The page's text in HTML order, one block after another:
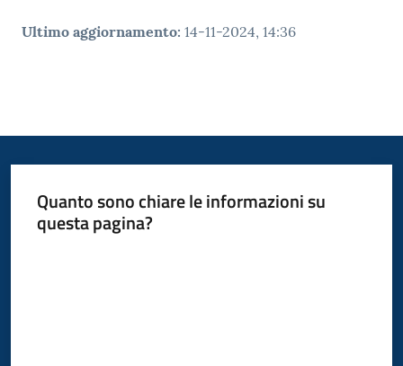
Ultimo aggiornamento: 14-11-2024, 14:36
Quanto sono chiare le informazioni su
questa pagina?